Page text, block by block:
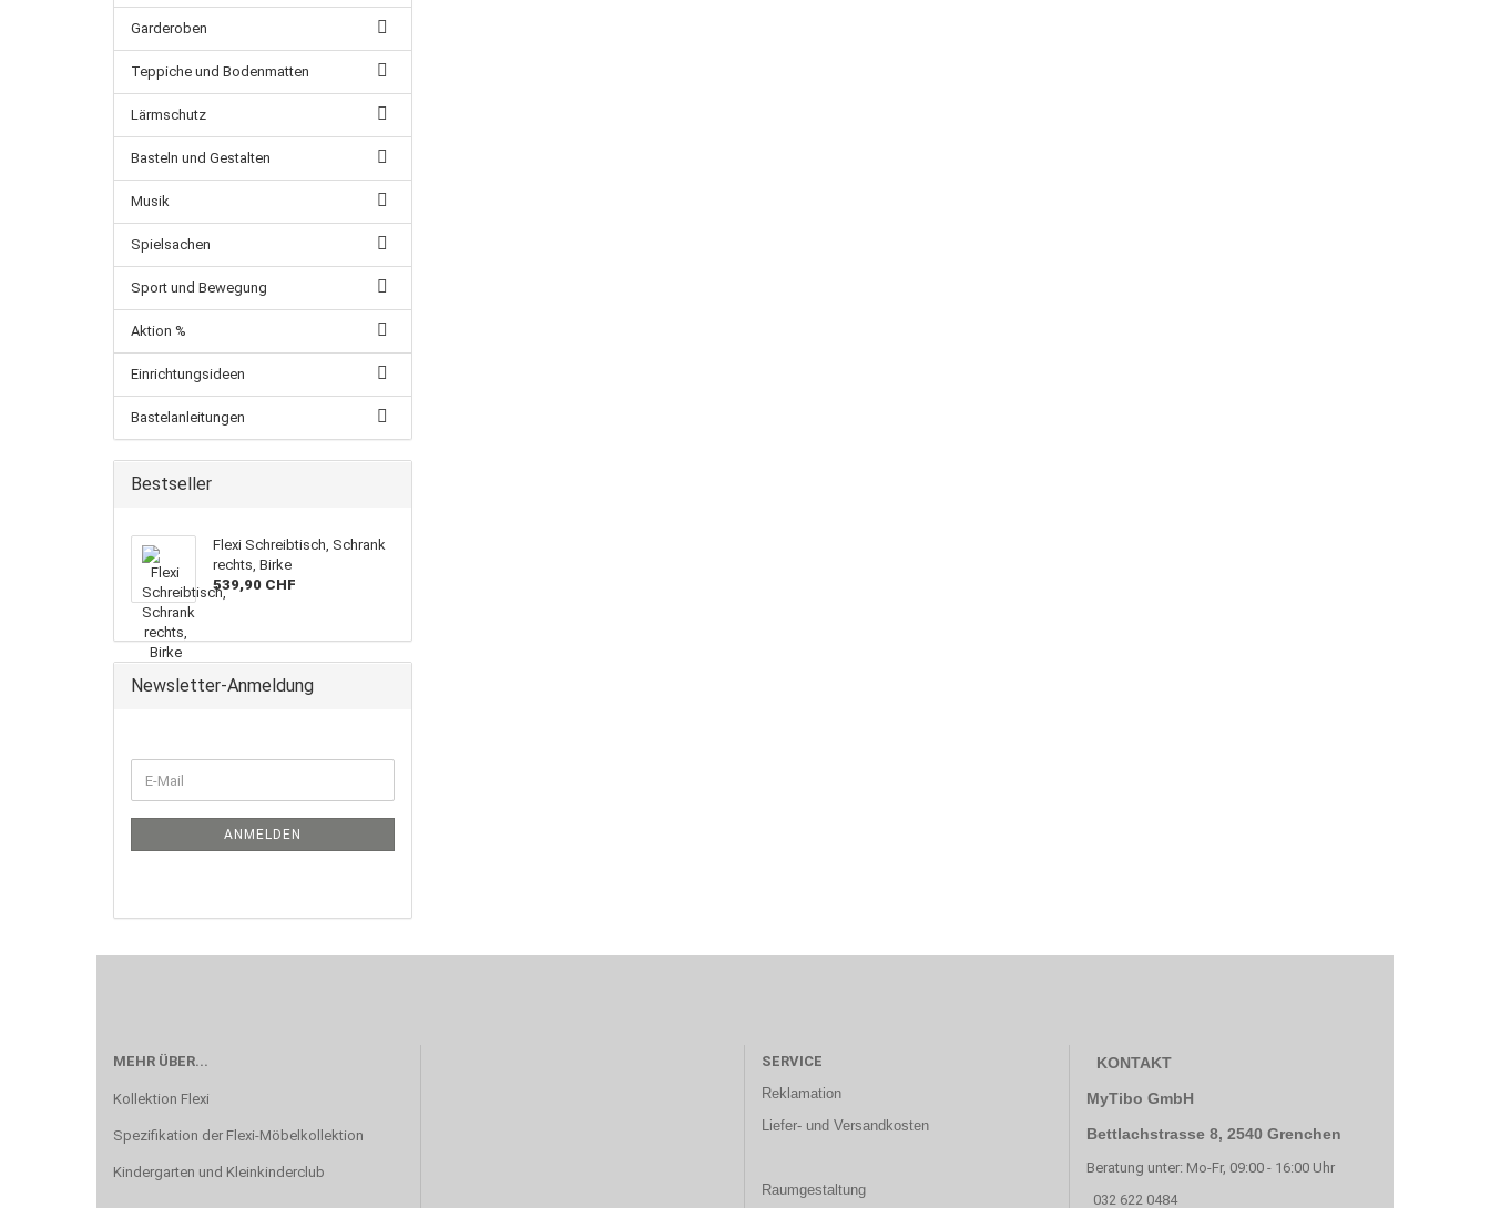
Garderoben
Teppiche und Bodenmatten
Lärmschutz
Basteln und Gestalten
Musik
Spielsachen
Sport und Bewegung
Aktion %
Einrichtungsideen
Bastelanleitungen
Bestseller
Flexi Schreibtisch, Schrank
rechts, Birke
539,90 CHF
Newsletter-Anmeldung
ZUR
E-
Mail
ANMELDEN
MEHR ÜBER...
Kollektion Flexi
Spezifikation der Flexi-Möbelkollektion
Kindergarten und Kleinkinderclub
SERVICE
Reklamation
Liefer- und Versandkosten
Raumgestaltung
KONTAKT
MyTibo GmbH
Bettlachstrasse 8, 2540 Grenchen
Beratung unter: Mo-Fr, 09:00 - 16:00 Uhr
032 622 0484